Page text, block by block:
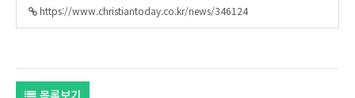
https://www.christiantoday.co.kr/news/346124
목록보기